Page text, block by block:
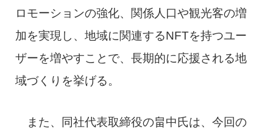
ロモーションの強化、関係人口や観光客の増
加を実現し、地域に関連するNFTを持つユー
ザーを増やすことで、長期的に応援される地
域づくりを挙げる。
また、同社代表取締役の畠中氏は、今回の